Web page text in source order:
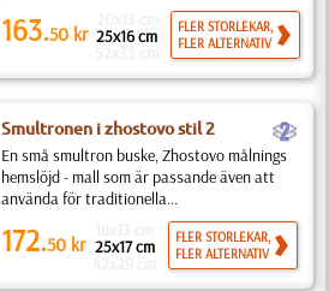
163.50 kr 25x16 cm
FLER STORLEKAR,
FLER ALTERNATIV
Smultronen i zhostovo stil 2 b
En små smultron buske, Zhostovo målnings
hemslöjd - mall som är passande även att
använda för traditionella...
172.50 kr 25x17 cm
FLER STORLEKAR,
FLER ALTERNATIV